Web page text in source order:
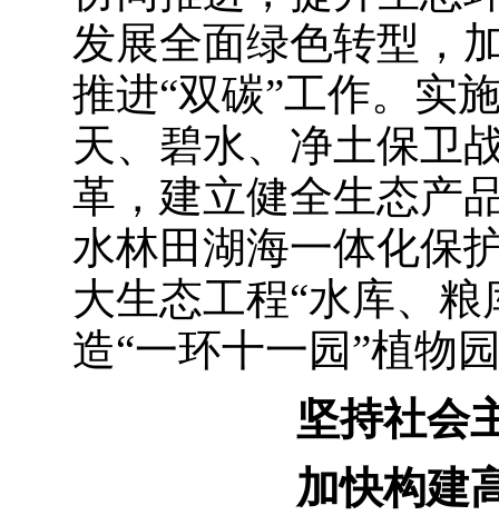
发展全面绿色转型，
推进“双碳”工作。实
天、碧水、净土保卫
革，建立健全生态产
水林田湖海一体化保
大生态工程“水库、
造“一环十一园”植物
坚持社会
加快构建